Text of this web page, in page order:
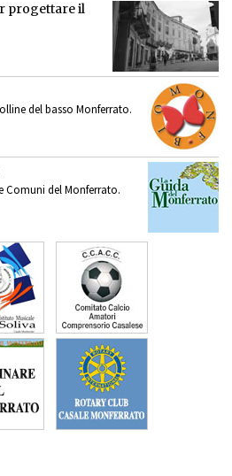
progettare il
del basso Monferrato.
Comuni del Monferrato.